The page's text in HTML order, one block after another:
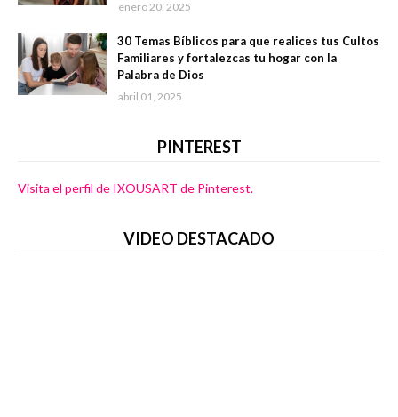
enero 20, 2025
30 Temas Bíblicos para que realices tus Cultos
Familiares y fortalezcas tu hogar con la
Palabra de Dios
abril 01, 2025
PINTEREST
Visita el perfil de IXOUSART de Pinterest.
VIDEO DESTACADO